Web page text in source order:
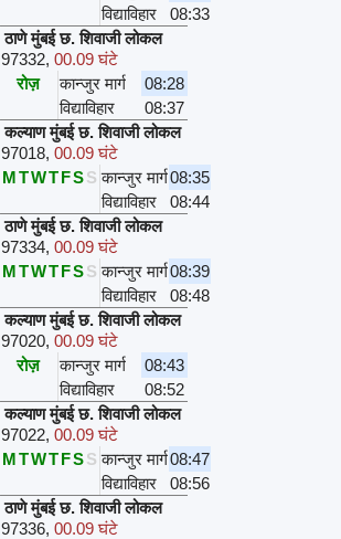
विद्याविहार
08:33
ठाणे मुंबई छ. शिवाजी लोकल
97332, 00.09 घंटे
रोज़
कान्जुर मार्ग
08:28
विद्याविहार
08:37
कल्याण मुंबई छ. शिवाजी लोकल
97018, 00.09 घंटे
MTWT FS S कान्जुर मार्ग08:35
विद्याविहार
08:44
ठाणे मुंबई छ. शिवाजी लोकल
97334, 00.09 घंटे
MTWT FS S कान्जुर मार्ग08:39
विद्याविहार
08:48
कल्याण मुंबई छ. शिवाजी लोकल
97020, 00.09 घंटे
रोज़
कान्जुर मार्ग
08:43
विद्याविहार
08:52
कल्याण मुंबई छ. शिवाजी लोकल
97022, 00.09 घंटे
MTWT FS S कान्जुर मार्ग08:47
विद्याविहार
08:56
ठाणे मुंबई छ. शिवाजी लोकल
97336, 00.09 घंटे